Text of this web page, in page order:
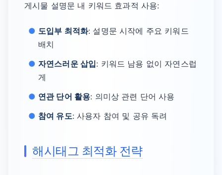
게시물 설명문 내 키워드 효과적 사용:
도입부 최적화: 설명문 시작에 주요 키워드
배치
자연스러운 삽입: 키워드 남용 없이 자연스럽
게
연관 단어 활용: 의미상 관련 단어 사용
참여 유도: 사용자 참여 및 공유 독려
해시태그 최적화 전략